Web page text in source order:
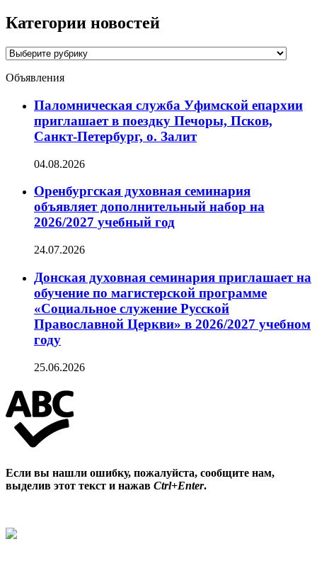
Категории новостей
Категории
Объявления
Паломническая служба Уфимской епархии
приглашает в поездку Печоры, Псков,
Санкт-Петербург, о. Залит
04.08.2026
Оренбургская духовная семинария
объявляет дополнительный набор на
2026/2027 учебный год
24.07.2026
Донская духовная семинария приглашает на
обучение по магистерской программе
«Социальное служение Русской
Православной Церкви» в 2026/2027 учебном
году
25.06.2026
Если вы нашли ошибку, пожалуйста, сообщите нам,
выделив этот текст и нажав Ctrl+Enter.